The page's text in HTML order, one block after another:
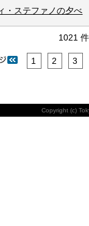
・ステファノの夕べ
1021
1 2 3
Copyright (c)